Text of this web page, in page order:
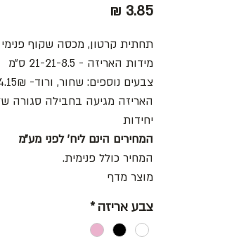
תחתית קרטון, מכסה שקוף פנימי
מידות האריזה - 21-21-8.5 ס״מ
צבעים נוספים: שחור, ורוד- 4.15₪.
יחידות
המחירים הינם ליח׳ לפני מע״מ
המחיר כולל פנימית.
מוצר מדף
צבע אריזה *